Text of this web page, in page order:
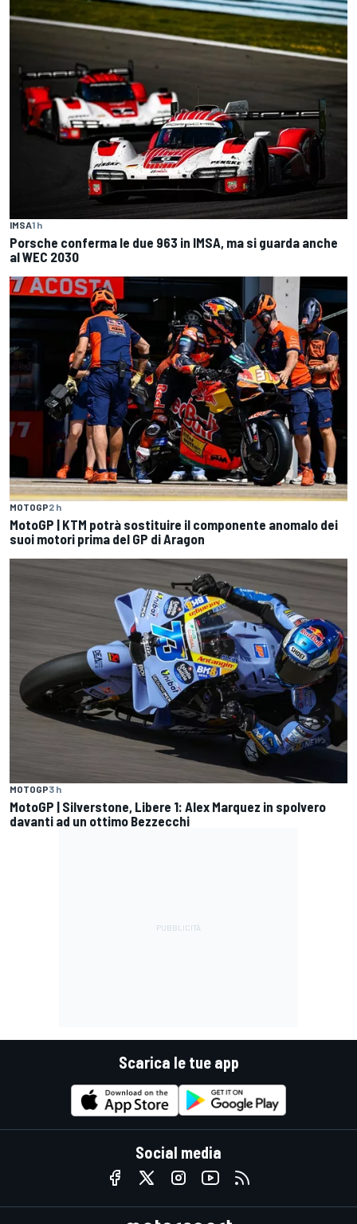
IMSA1 h
Porsche conferma le due 963 in IMSA, ma si guarda anche
al WEC 2030
MOTOGP2 h
MotoGP | KTM potrà sostituire il componente anomalo dei
suoi motori prima del GP di Aragon
MOTOGP3 h
MotoGP | Silverstone, Libere 1: Alex Marquez in spolvero
davanti ad un ottimo Bezzecchi
Scarica le tue app
Social media